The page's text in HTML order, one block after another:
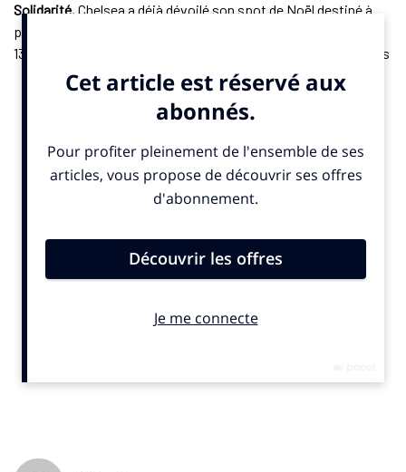
Solidarité. Chelsea a déjà dévoilé son spot de Noël destiné à
promouvoir sa fondation, indique
13 novembre 2025. Intitulé
, le film réunit des
joueurs et joueuses du club mais également le catcheur Jey
Uso et l’acteur Leo Woodall. L’objectif est d’inciter aux dons
pour offrir des cadeaux aux personnes isolées durant les fêtes.
© SportBusiness.Club – Novembre 2025
The Magic of Blue.
With 700,000 Londoners experiencing loneliness,
Chelsea Supporters’ Trust and local charities to